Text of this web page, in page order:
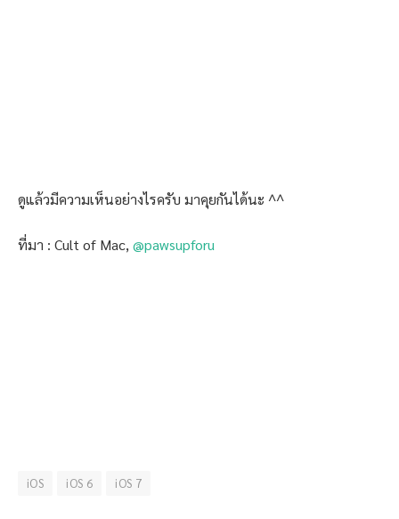
ดูแล้วมีความเห็นอย่างไรครับ มาคุยกันได้นะ ^^
ที่มา : Cult of Mac,@pawsupforu
iOS iOS 6 iOS 7